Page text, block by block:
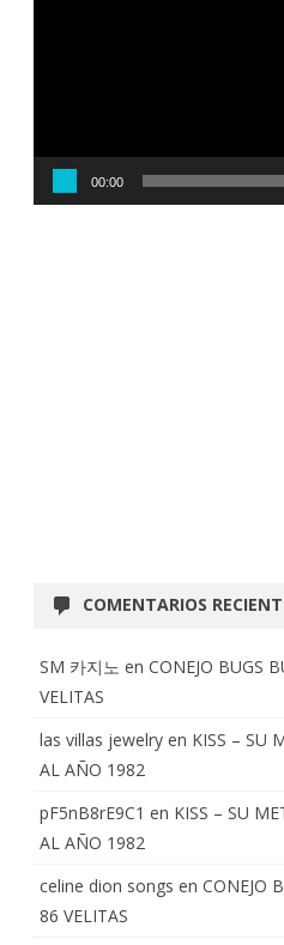
00:00
COMENTARIOS
SM 카지노 en CONEJO BUGS
VELITAS
las villas jewelry en KISS – SU
AL AÑO 1982
pF5nB8rE9C1 en KISS – SU
AL AÑO 1982
celine dion songs en CONEJO
86 VELITAS